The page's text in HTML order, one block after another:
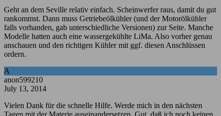
Geht an dem Seville relativ einfach. Scheinwerfer raus, damit du gut
rankommst. Dann muss Getriebeölkühler (und der Motorölkühler
falls vorhanden, gab unterschiedliche Versionen) zur Seite. Manche
Modelle hatten auch eine wassergekühlte LiMa. Also vorher genau
anschauen und den richtigen Kühler mit ggf. diesen Anschlüssen
ordern.
A
anon599210
July 13, 2014
Vielen Dank für die schnelle Hilfe. Werde mich in den nächsten
Tagen mit der Materie auseinandersetzen. Gut, daß ich noch keinen